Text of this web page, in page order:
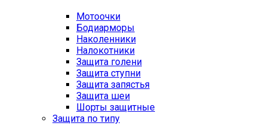
Мотоочки
Бодиарморы
Наколенники
Налокотники
Защита голени
Защита ступни
Защита запястья
Защита шеи
Шорты защитные
Защита по типу